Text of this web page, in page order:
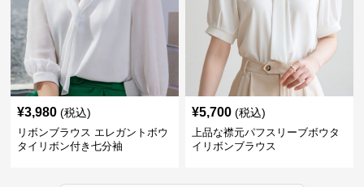
¥3,980 (税込)
リボンブラウス エレガントボウ
タイリボン付き七分袖
¥5,700 (税込)
上品な襟元パフスリーブボウタ
イリボンブラウス